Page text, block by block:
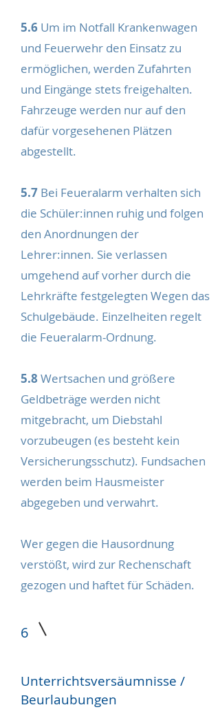
5.6 Um im Notfall Krankenwagen
und Feuerwehr den Einsatz zu
ermöglichen, werden Zufahrten
und Eingänge stets freigehalten.
Fahrzeuge werden nur auf den
dafür vorgesehenen Plätzen
abgestellt.
5.7 Bei Feueralarm verhalten sich
die Schüler:innen ruhig und folgen
den Anordnungen der
Lehrer:innen. Sie verlassen
umgehend auf vorher durch die
Lehrkräfte festgelegten Wegen das
Schulgebäude. Einzelheiten regelt
die Feueralarm-Ordnung.
5.8 Wertsachen und größere
Geldbeträge werden nicht
mitgebracht, um Diebstahl
vorzubeugen (es besteht kein
Versicherungsschutz). Fundsachen
werden beim Hausmeister
abgegeben und verwahrt.
Wer gegen die Hausordnung
verstößt, wird zur Rechenschaft
gezogen und haftet für Schäden.
6
Unterrichtsversäumnisse /
Beurlaubungen